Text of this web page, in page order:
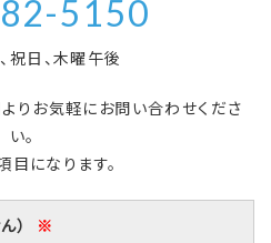
5150
祝日、木曜午後
りお気軽にお問い合わせくださ
い。
目になります。
） ※